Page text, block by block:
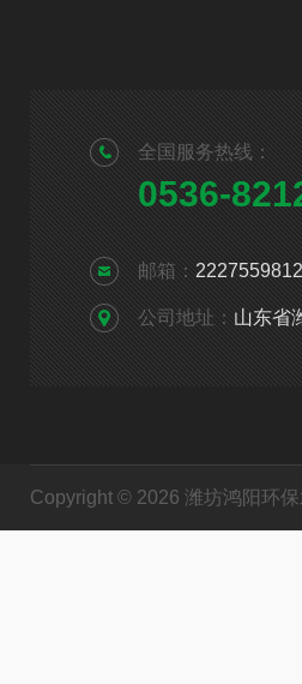
全国服务热线：
0536-
邮箱：
公司地址： 山东省
Copyright © 2026 潍坊鸿阳环